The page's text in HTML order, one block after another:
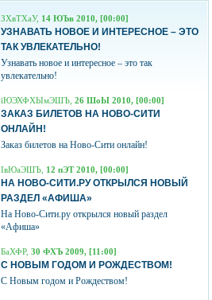
ЗХвТХаУ, 14 ЮЪв 2010, [00:00]
УЗНАВАТЬ НОВОЕ И ИНТЕРЕСНОЕ – ЭТО
ТАК УВЛЕКАТЕЛЬНО!
Узнавать новое и интересное – это так
увлекательно!
їЮЭХФХЫмЭШЪ, 26 ШоЫ 2010, [00:00]
ЗАКАЗ БИЛЕТОВ НА НОВО-СИТИ
ОНЛАЙН!
Заказ билетов на Ново-Сити онлайн!
ІвЮаЭШЪ, 12 пЭТ 2010, [00:00]
НА НОВО-СИТИ.РУ ОТКРЫЛСЯ НОВЫЙ
РАЗДЕЛ «АФИША»
На Ново-Сити.ру открылся новый раздел
«Афиша»
БаХФР, 30 ФХЪ 2009, [11:00]
С НОВЫМ ГОДОМ И РОЖДЕСТВОМ!
С Новым годом и Рождеством!